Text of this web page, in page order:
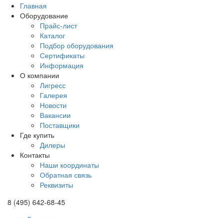
Главная
Оборудование
Прайс-лист
Каталог
Подбор оборудования
Сертификаты
Информация
О компании
Лигресс
Галерея
Новости
Вакансии
Поставщики
Где купить
Дилеры
Контакты
Наши координаты
Обратная связь
Реквизиты
8 (495) 642-68-45